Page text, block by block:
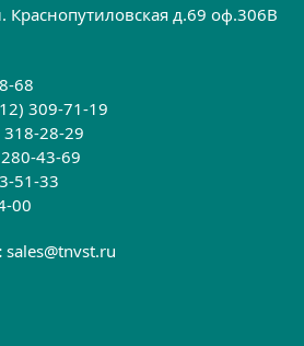
Краснопутиловская д.69 оф.306B
68
309-71-19
318-28-29
43-69
51-33
00
sales@tnvst.ru